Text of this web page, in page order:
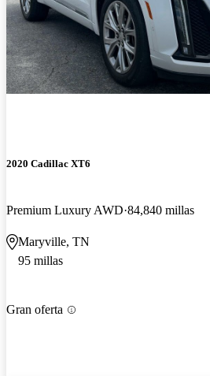
2020 Cadillac XT6
Premium Luxury AWD 84,840 millas
Maryville, TN
95 millas
Gran oferta